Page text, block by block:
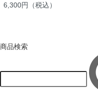
6,300円（税込）
商品検索